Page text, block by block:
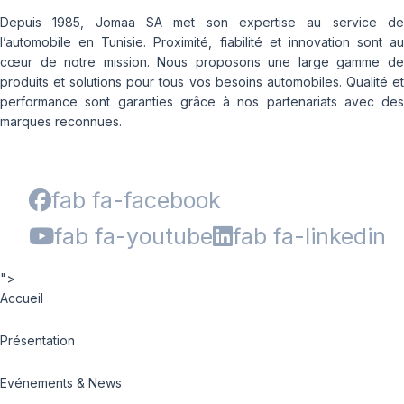
Depuis 1985, Jomaa SA met son expertise au service de
l’automobile en Tunisie. Proximité, fiabilité et innovation sont au
cœur de notre mission. Nous proposons une large gamme de
produits et solutions pour tous vos besoins automobiles. Qualité et
performance sont garanties grâce à nos partenariats avec des
marques reconnues.
fab fa-facebook
fab fa-youtube
fab fa-linkedin
">
Accueil
Présentation
Evénements & News